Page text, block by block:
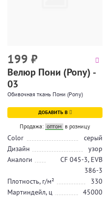
199 ₽
Велюр Пони (Pony) -
03
Обивочная ткань Пони (Pony)
ДОБАВИТЬ В
Продажа: оптом в розницу
Color
серый
Дизайн
узор
Аналоги
CF 045-3, EVB
386-3
Плотность, г/м²
330
Мартиндейл, ц
45000